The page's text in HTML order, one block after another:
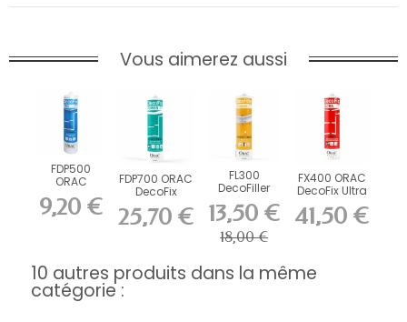
Vous aimerez aussi
FDP500
ORAC
DecoFix Pro
310 ml
9,20 €
FDP700 ORAC
DecoFix
Power 290 ml
25,70 €
FL300
DecoFiller
13,50 €
18,00 €
FX400 ORAC
DecoFix Ultra
270 ml
41,50 €
10 autres produits dans la même
catégorie :